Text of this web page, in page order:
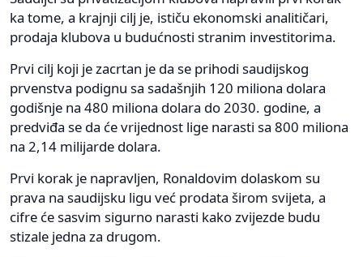
ka tome, a krajnji cilj je, ističu ekonomski analitičari,
prodaja klubova u budućnosti stranim investitorima.
Prvi cilj koji je zacrtan je da se prihodi saudijskog
prvenstva podignu sa sadašnjih 120 miliona dolara
godišnje na 480 miliona dolara do 2030. godine, a
predviđa se da će vrijednost lige narasti sa 800 miliona
na 2,14 milijarde dolara.
Prvi korak je napravljen, Ronaldovim dolaskom su
prava na saudijsku ligu već prodata širom svijeta, a
cifre će sasvim sigurno narasti kako zvijezde budu
stizale jedna za drugom.